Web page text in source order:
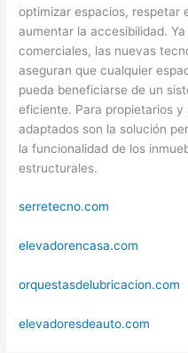
optimizar espacios, respetar
aumentar la accesibilidad.
comerciales, las nuevas
aseguran que cualquier
pueda beneficiarse de un
eficiente. Para propietarios
adaptados son la solución
la funcionalidad de los
estructurales.
serretecno.com
elevadorencasa.com
orquestasdelubricacion.com
elevadoresdeauto.com